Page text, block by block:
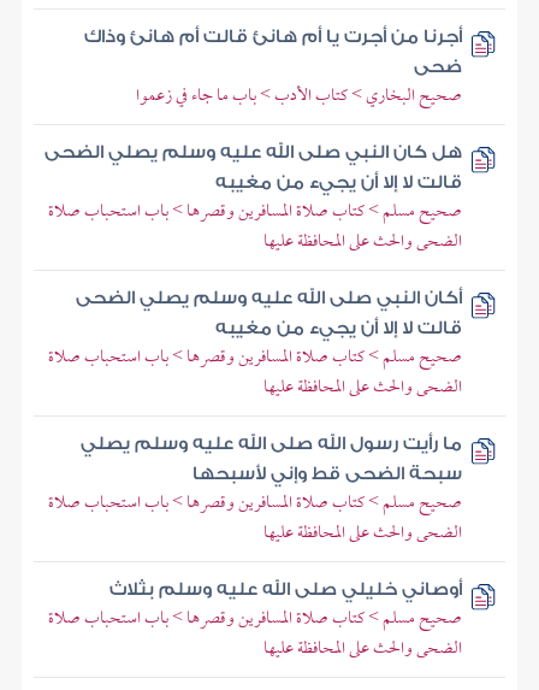
أجرنا من أجرت يا أم هانئ قالت أم هانئ وذاك
ضحى
صحيح البخاري > كتاب الأدب > باب ما جاء في زعموا
هل كان النبي صلى الله عليه وسلم يصلي الضحى
قالت لا إلا أن يجيء من مغيبه
صحيح مسلم > كتاب صلاة المسافرين وقصرها > باب استحباب صلاة
الضحى والحث على المحافظة عليها
أكان النبي صلى الله عليه وسلم يصلي الضحى
قالت لا إلا أن يجيء من مغيبه
صحيح مسلم > كتاب صلاة المسافرين وقصرها > باب استحباب صلاة
الضحى والحث على المحافظة عليها
ما رأيت رسول الله صلى الله عليه وسلم يصلي
سبحة الضحى قط وإني لأسبحها
صحيح مسلم > كتاب صلاة المسافرين وقصرها > باب استحباب صلاة
الضحى والحث على المحافظة عليها
أوصاني خليلي صلى الله عليه وسلم بثلاث
صحيح مسلم > كتاب صلاة المسافرين وقصرها > باب استحباب صلاة
الضحى والحث على المحافظة عليها